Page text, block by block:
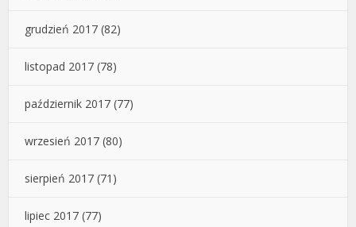
grudzień 2017 (82)
listopad 2017 (78)
październik 2017 (77)
wrzesień 2017 (80)
sierpień 2017 (71)
lipiec 2017 (77)